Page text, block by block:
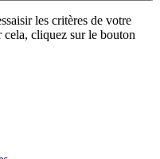
les critères de votre
cela, cliquez sur le bouton